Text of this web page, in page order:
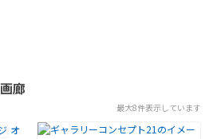
廊
最大8件表示しています
オ